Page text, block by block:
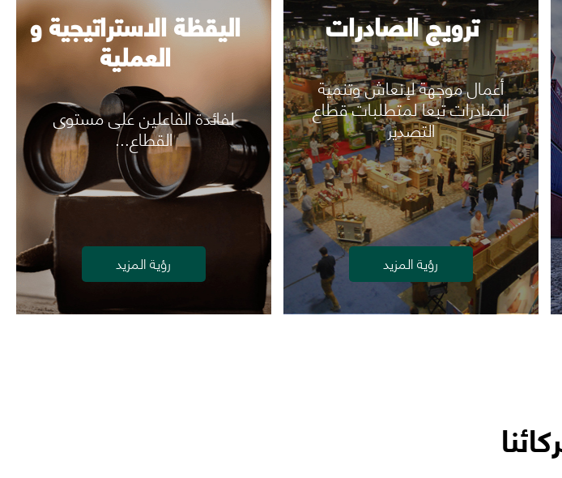
ترويج الصادرات
أعمال موجهة لإنعاش وتنمية
الصادرات تبعا لمتطلبات قطاع
التصدير
رؤية المزيد
اليقظة الاستراتيجية و
العملية
لفائدة الفاعلين على مستوى
القطاع...
رؤية المزيد